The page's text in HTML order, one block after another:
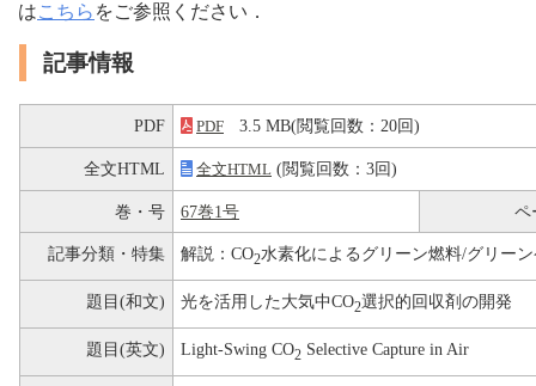
はこちら をご参照ください．
記事情報
PDF PDF 3.5 MB(閲覧回数：20回)
全文HTML 全文HTML (閲覧回数：3回)
巻・号 67巻1号 ペ
記事分類・特集 解説：CO2水素化によるグリーン燃料/グリー
題目(和文) 光を活用した大気中CO2選択的回収剤の開発
題目(英文) Light-Swing CO2 Selective Capture in Air